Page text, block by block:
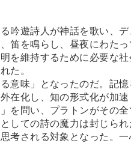
吟遊詩人が神話を歌い、
笛を鳴らし、昼夜にわた
を維持するために必要な社
た。
意味」となったのだ。記
在化し、知の形式化が加
を問い、プラトンがその
しての詩の魔力は封じら
考される対象となった。